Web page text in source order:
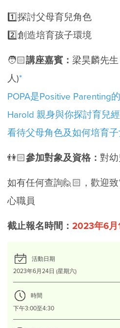
1️⃣探討父母育兒角色
2️⃣創造培育孩子環境
🧑🏻講座嘉賓 ： 梁昊麟先生
人)*
POPA是Positive Parenting
Harold 親身與你探討育兒
看待父母角色及如何培育子
👫🏻參加對象及資格： 對
如有任何查詢🙋🏻，歡迎
心職員
截止報名時間： 2023年6月
活動日期
2023年6月24日 (星期六)
時間
下午3:00至4:30